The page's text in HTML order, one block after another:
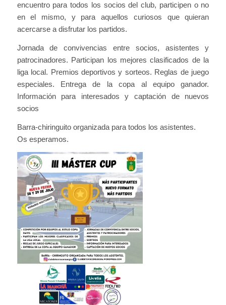
encuentro para todos los socios del club, participen o no
en el mismo, y para aquellos curiosos que quieran
acercarse a disfrutar los partidos.
Jornada de convivencias entre socios, asistentes y
patrocinadores. Participan los mejores clasificados de la
liga local. Premios deportivos y sorteos. Reglas de juego
especiales. Entrega de la copa al equipo ganador.
Información para interesados y captación de nuevos
socios
Barra-chiringuito organizada para todos los asistentes.
Os esperamos.